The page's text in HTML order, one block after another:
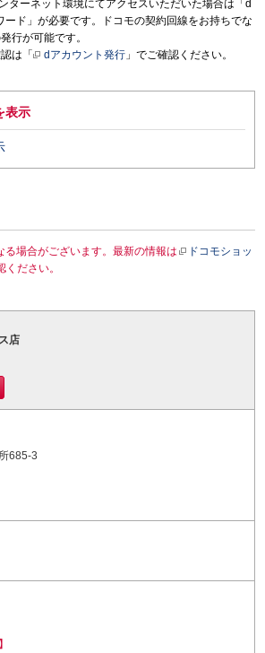
ターネット環境にてアクセスいただいた場合は「d
ード」が必要です。ドコモの契約回線をお持ちでな
行が可能です。
は「
dアカウント発行 」でご確認ください。
表示
る場合がございます。最新の情報は
ドコモショッ
ください。
店
685-3